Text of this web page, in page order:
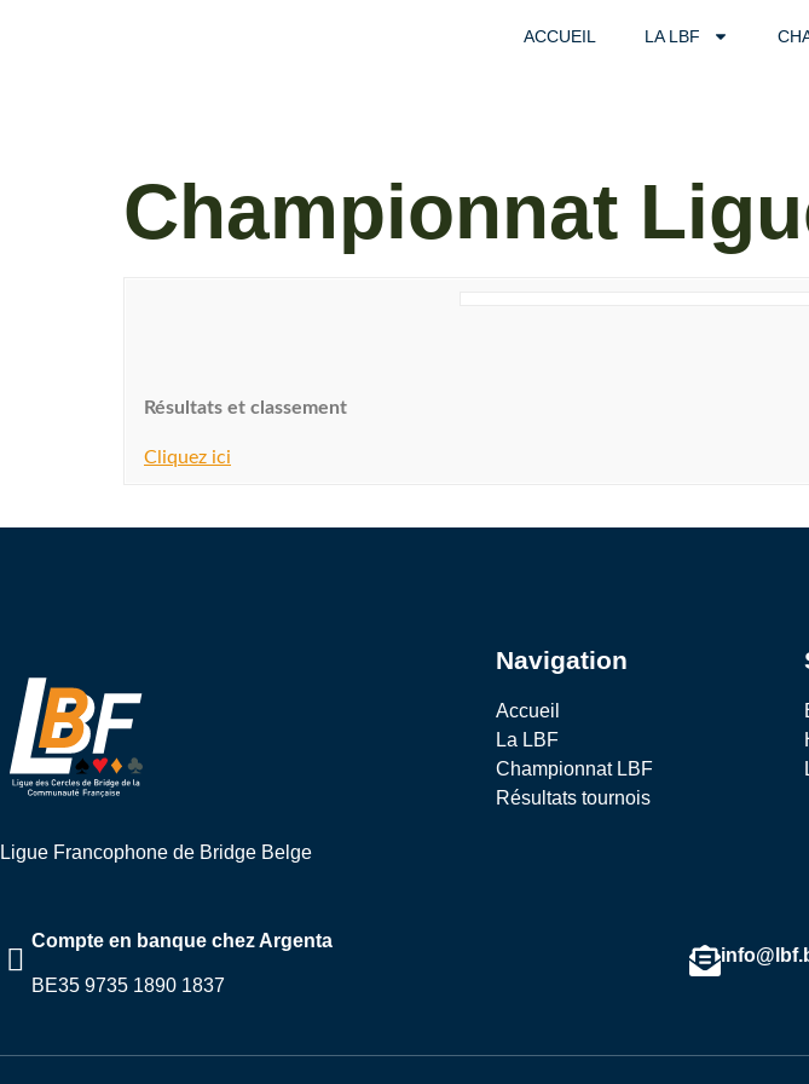
ACCUEIL LA LBF
Championnat
Résultats et classement
Cliquez ici
Ligue Francophone de Bridge Belge
Navigation
Accueil
La LBF
Championnat LBF
Résultats tournois
Compte en banque chez Argenta
BE35 9735 1890 1837